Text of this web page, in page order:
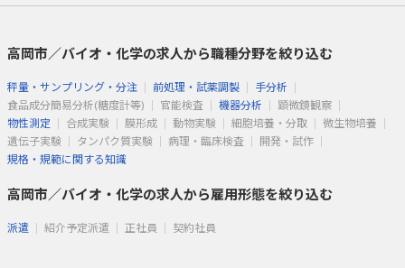
高岡市／バイオ・化学の求人から職種分野を絞り込む
秤量・サンプリング・分注 前処理・試薬調製
手分析
食品成分簡易分析(糖度計等)
官能検査 機器分析
顕微鏡観察
物性測定
合成実験 膜形成 動物実験 細胞培養・分取
微生物培養
遺伝子実験
タンパク質実験 病理・臨床検査
開発・試作
規格・規範に関する知識
高岡市／バイオ・化学の求人から雇用形態を絞り込む
派遣 紹介予定派遣 正社員 契約社員